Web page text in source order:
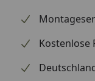
Kostenlose